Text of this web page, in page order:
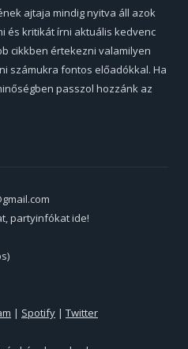
ajtaja mindig nyitva áll azok
és kritikát írni aktuális kedvenc
cikkben értekezni valamilyen
számukra fontos előadókkal. Ha
passzol hozzánk az
partyinfókat ide!
| Spotify | Twitter